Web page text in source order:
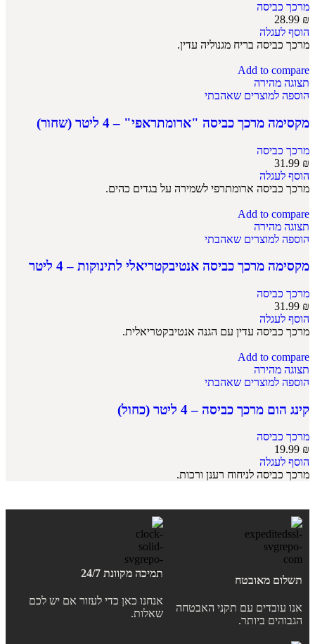
מרכך כביסה
28.99 ₪
הוסף לעגלה
מרכך כביסה בריח מגנוליה עדין.
Add to compare
תצוגה מהירה
הוספה למוצרים שאהבתי
מקסימה מרכך כביסה "ארומתראפי" – 4 ליטר (שחור)
מרכך כביסה
31.99 ₪
הוסף לעגלה
מרכך כביסה ארומתרפי לשמירה על בגדים כהים.
Add to compare
תצוגה מהירה
הוספה למוצרים שאהבתי
מקסימה מרכך כביסה אנטיבקטריאלי לתינוקות – 4 ליטר
מרכך כביסה
31.99 ₪
הוסף לעגלה
מרכך כביסה עדין עם הגנה אנטיבקטריאלית.
Add to compare
תצוגה מהירה
הוספה למוצרים שאהבתי
קינג הום מרכך כביסה – 4 ליטר (כחול)
מרכך כביסה
19.99 ₪
הוסף לעגלה
מרכך כביסה לניחוח רענן ורכות.
תשלום מאובטח
אנו עובדים עם תקני האבטחה
הגבוהים ביותר.
תמיכה מקוונת 24/7
אנחנו כאן כדי לעזור אם יש לכם
שאלות.